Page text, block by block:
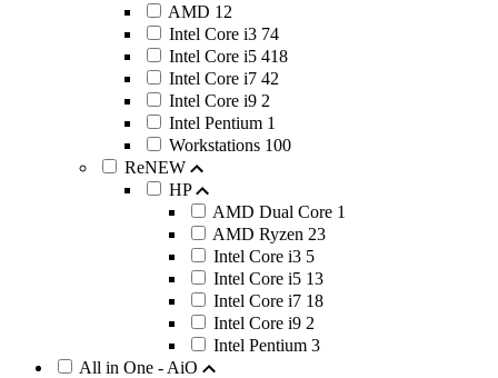
AMD 12
Intel Core i3 74
Intel Core i5 418
Intel Core i7 42
Intel Core i9 2
Intel Pentium 1
Workstations 100
ReNEW
HP
AMD Dual Core 1
AMD Ryzen 23
Intel Core i3 5
Intel Core i5 13
Intel Core i7 18
Intel Core i9 2
Intel Pentium 3
All in One - AiO